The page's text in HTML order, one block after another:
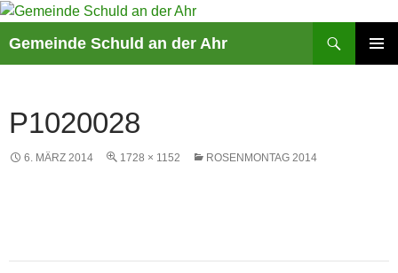
Gemeinde Schuld an der Ahr
P1020028
6. MÄRZ 2014 1728 × 1152 ROSENMONTAG 2014